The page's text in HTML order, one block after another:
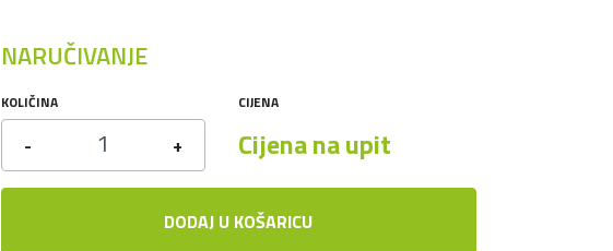
NARUČIVANJE
KOLIČINA
- +
CIJENA
Cijena na upit
DODAJ U KOŠARICU